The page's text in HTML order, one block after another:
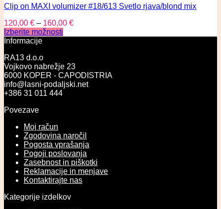
Clip on MAXI volumizer #18/613 Svetlo rjava/blond mix
120,00 € – 160,00 €
Izberite možnosti
Informacije
RA13 d.o.o
Vojkovo nabrežje 23
6000 KOPER - CAPODISTRIA
info@lasni-podaljski.net
+386 31 011 444
Povezave
Moj račun
Zgodovina naročil
Pogosta vprašanja
Pogoji poslovanja
Zasebnost in piškotki
Reklamacije in menjave
Kontaktirajte nas
Kategorije izdelkov